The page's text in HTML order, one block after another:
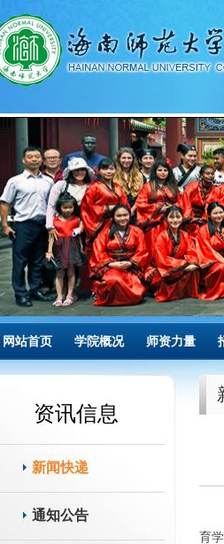
网站首页
学院概况 师资力量
资讯信息
新闻快递
通知公告
育